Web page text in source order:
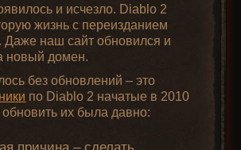
и исчезло. Diablo 2
жизнь с переизданием
Даже наш сайт обновился и
новый домен.
без обновлений – это
по Diablo 2 начатые в 2010
их была давно: